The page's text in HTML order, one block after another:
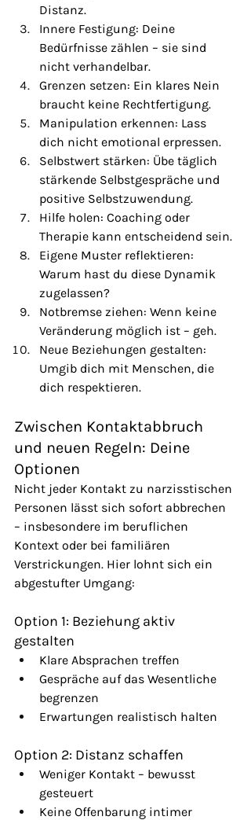
Distanz.
Innere Festigung: Deine
Bedürfnisse zählen – sie sind
nicht verhandelbar.
Grenzen setzen: Ein klares Nein
braucht keine Rechtfertigung.
Manipulation erkennen: Lass
dich nicht emotional erpressen.
Selbstwert stärken: Übe täglich
stärkende Selbstgespräche und
positive Selbstzuwendung.
Hilfe holen: Coaching oder
Therapie kann entscheidend sein.
Eigene Muster reflektieren:
Warum hast du diese Dynamik
zugelassen?
Notbremse ziehen: Wenn keine
Veränderung möglich ist – geh.
Neue Beziehungen gestalten:
Umgib dich mit Menschen, die
dich respektieren.
Zwischen Kontaktabbruch
und neuen Regeln: Deine
Optionen
Nicht jeder Kontakt zu narzisstischen
Personen lässt sich sofort abbrechen
– insbesondere im beruflichen
Kontext oder bei familiären
Verstrickungen. Hier lohnt sich ein
abgestufter Umgang:
Option 1: Beziehung aktiv
gestalten
Klare Absprachen treffen
Gespräche auf das Wesentliche
begrenzen
Erwartungen realistisch halten
Option 2: Distanz schaffen
Weniger Kontakt – bewusst
gesteuert
Keine Offenbarung intimer